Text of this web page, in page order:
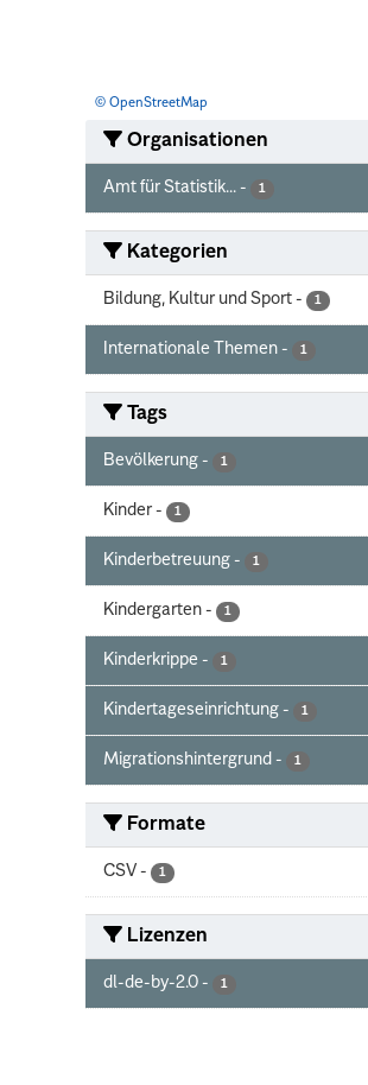
© OpenStreetMap
Organisationen
Amt für Statistik... - 1
Kategorien
Bildung, Kultur und Sport - 1
Internationale Themen - 1
Tags
Bevölkerung - 1
Kinder - 1
Kinderbetreuung - 1
Kindergarten - 1
Kinderkrippe - 1
Kindertageseinrichtung - 1
Migrationshintergrund - 1
Formate
CSV - 1
Lizenzen
dl-de-by-2.0 - 1